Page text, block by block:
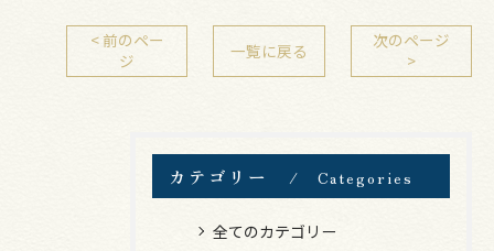
< 前のペー
ジ
一覧に戻る
次のページ
>
カテゴリー Categories
全てのカテゴリー